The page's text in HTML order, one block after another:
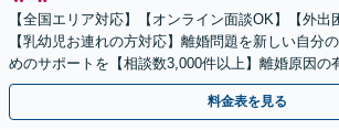
【全国エリア対応】【オンライン面談OK】【外出
【乳幼児お連れの方対応】離婚問題を新しい自分
めのサポートを【相談数3,000件以上】離婚原因の
費、財産分与、慰謝料請求【夜間・休日相談可】
料金表を見る